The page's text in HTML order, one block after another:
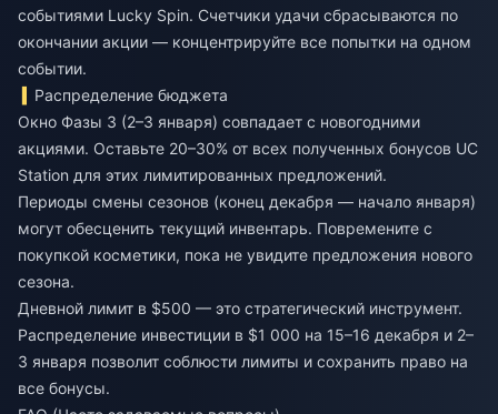
событиями Lucky Spin. Счетчики удачи сбрасываются по
окончании акции — концентрируйте все попытки на одном
событии.
Распределение бюджета
Окно Фазы 3 (2–3 января) совпадает с новогодними
акциями. Оставьте 20–30% от всех полученных бонусов UC
Station для этих лимитированных предложений.
Периоды смены сезонов (конец декабря — начало января)
могут обесценить текущий инвентарь. Повремените с
покупкой косметики, пока не увидите предложения нового
сезона.
Дневной лимит в $500 — это стратегический инструмент.
Распределение инвестиции в $1 000 на 15–16 декабря и 2–
3 января позволит соблюсти лимиты и сохранить право на
все бонусы.